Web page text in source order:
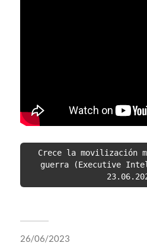
Crece la movilización
guerra (Executive
26/06/2023